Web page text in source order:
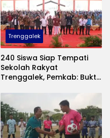
Trenggalek
240 Siswa Siap Tempati
Sekolah Rakyat
Trenggalek, Pemkab: Bukti
Anak Kurang Mampu